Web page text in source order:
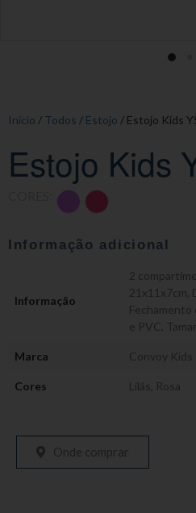
Início / Todos / Estojo / Estojo Kids
Estojo Kids
Informação adicional
Informação
2
21x11x7cm
Fechamento
e PVC
Marca Convoy Kids
Cores Lilás Rosa
Onde comprar